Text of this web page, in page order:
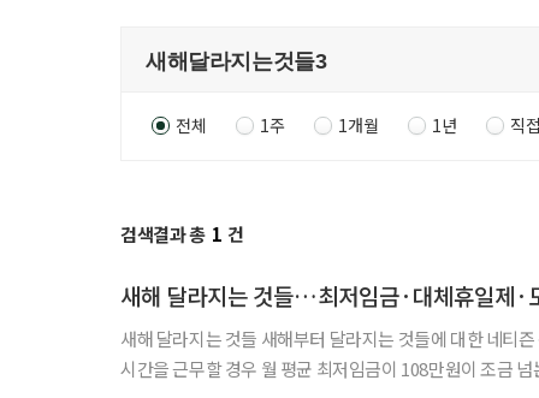
전체 1주 1개월 1년 직
검색결과 총 1 건
새해 달라지는 것들…최저임금·대체휴일제
새해 달라지는 것들 새해부터 달라지는 것들에 대한 네티즌 관심이 뜨겁다. 올해부터 최저임금이 시간당 5210원으로 오른다. 주 40
시간을 근무할 경우 월 평균 최저임금이 108만원이 조금 넘는다. 유아휴직급여는 현행 정액제인 월 50만원에서 육아휴